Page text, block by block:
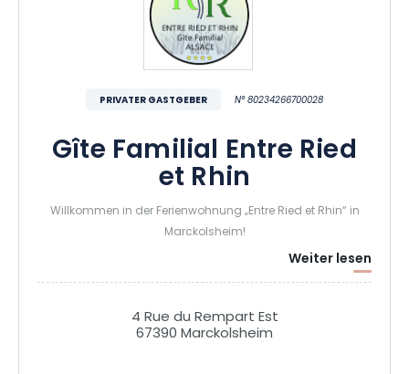
PRIVATER GASTGEBER N° 80234266700028
Gîte Familial Entre Ried
et Rhin
Willkommen in der Ferienwohnung „Entre Ried et Rhin“ in
Marckolsheim!
Gönnen Sie sich eine Auszeit voller Ruhe im Herzen des
bietet unsere Ferienwohnung Platz für bis zu 9 Personen in
Weiter lesen
4 Rue du Rempart Est
67390 Marckolsheim